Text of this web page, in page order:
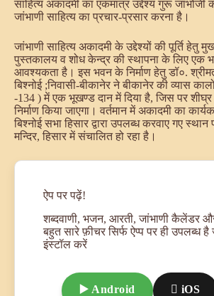
साहित्य अकादमी का एकमात्र उद्देश्य गुरू जांभोजी
जांभाणी साहित्य का प्रचार-प्रसार करना है।
जांभाणी साहित्य अकादमी के उद्देश्यों की पूर्ति हेतु
पुस्तकालय व शोध केन्द्र की स्थापना के लिए एक
आवश्यकता है। इस भवन के निर्माण हेतु डॉ०.
बिश्नोई ;निवासी-बीकानेर ने बीकानेर की व्यास
-134 ) में एक भूखण्ड दान में दिया है, जिस पर शीघ्र
निर्माण किया जाएगा। वर्तमान में अकादमी का
बिश्नोई सभा हिसार द्वारा उपलब्ध करवाए गए स्थान
मन्दिर, हिसार में संचालित हो रहा है।
ऐप पर पढ़ें!
शब्दवाणी, भजन, आरती, जांभाणी कैलेंडर
बहुत सारे फ़ीचर सिर्फ ऐप्प पर ही उपलब्ध
इंस्टॉल करें
▶️ Android  iOS